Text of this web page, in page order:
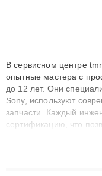
В сервисном центре
опытные мастера с
до 12 лет. Они
Sony, используют
запчасти. Каждый
сертификацию, что
до 3 лет. Наши